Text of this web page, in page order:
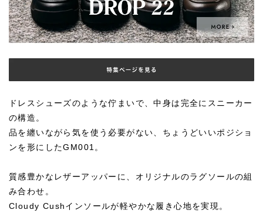
ドレスシューズのような佇まいで、中身は完全にスニーカー
の構造。
品を纏いながら気を使う必要がない、ちょうどいいポジショ
ンを形にしたGM001。
質感豊かなレザーアッパーに、オリジナルのラグソールの組
み合わせ。
Cloudy Cushインソールが軽やかな履き心地を実現。